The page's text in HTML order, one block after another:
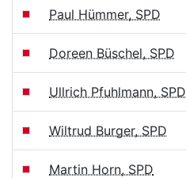
Paul Hümmer, SPD
Doreen Büschel, SPD
Ullrich Pfuhlmann, SPD
Wiltrud Burger, SPD
Martin Horn, SPD